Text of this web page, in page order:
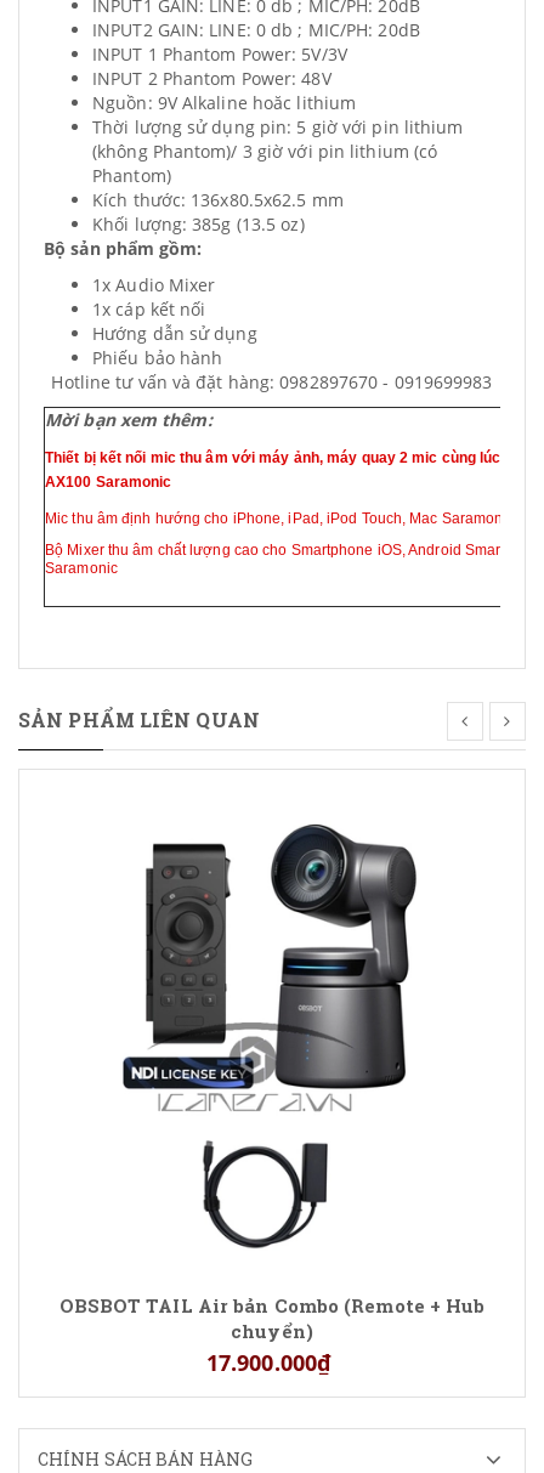
INPUT1 GAIN: LINE: 0 db ; MIC/PH: 20dB
INPUT2 GAIN: LINE: 0 db ; MIC/PH: 20dB
INPUT 1 Phantom Power: 5V/3V
INPUT 2 Phantom Power: 48V
Nguồn: 9V Alkaline hoăc lithium
Thời lượng sử dụng pin: 5 giờ với pin lithium
(không Phantom)/ 3 giờ với pin lithium (có
Phantom)
Kích thước: 136x80.5x62.5 mm
Khối lượng: 385g (13.5 oz)
Bộ sản phẩm gồm:
1x Audio Mixer
1x cáp kết nối
Hướng dẫn sử dụng
Phiếu bảo hành
Hotline tư vấn và đặt hàng: 0982897670 - 0919699983
Mời bạn xem thêm:
Thiết bị kết nối mic thu âm với máy ảnh, máy quay 2 mic cùng lúc
AX100 Saramonic
Mic thu âm định hướng cho iPhone, iPad, iPod Touch, Mac Saramonic
Bộ Mixer thu âm chất lượng cao cho Smartphone iOS, Android Smart
Saramonic
SẢN PHẨM LIÊN QUAN
OBSBOT TAIL Air bản Combo (Remote + Hub
chuyển)
17.900.000₫
CHÍNH SÁCH BÁN HÀNG